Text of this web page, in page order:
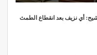
أي نزيف بعد انقطاع الطمث